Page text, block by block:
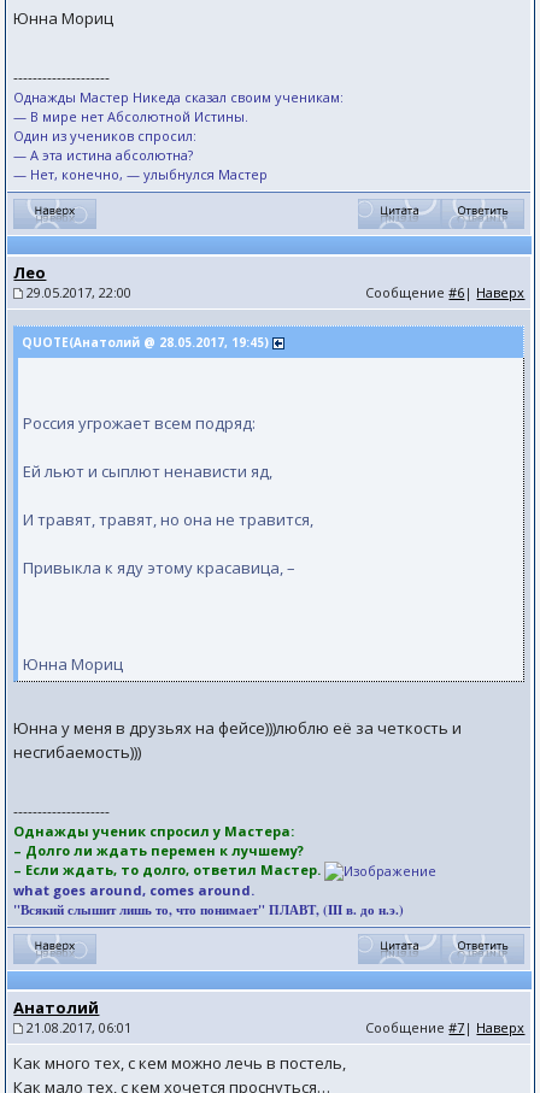
Юнна Мориц
--------------------
Однажды Мастер Никеда сказал своим ученикам:
— В мире нет Абсолютной Истины.
Один из учеников спросил:
— А эта истина абсолютна?
— Нет, конечно, — улыбнулся Мастер
Лео
29.05.2017, 22:00 Сообщение#6 | Наверх
QUOTE(Анатолий @ 28.05.2017, 19:45)
Россия угрожает всем подряд:
Ей льют и сыплют ненависти яд,
И травят, травят, но она не травится,
Привыкла к яду этому красавица, –
Юнна Мориц
Юнна у меня в друзьях на фейсе)))люблю её за четкость и
несгибаемость)))
--------------------
Однажды ученик спросил у Мастера:
– Долго ли ждать перемен к лучшему?
– Если ждать, то долго, ответил Мастер.
what goes around, comes around.
"Всякий слышит лишь то, что понимает" ПЛАВТ, (III в. до н.э.)
Анатолий
21.08.2017, 06:01 Сообщение#7 | Наверх
Как много тех, с кем можно лечь в постель,
Как мало тех, с кем хочется проснуться…